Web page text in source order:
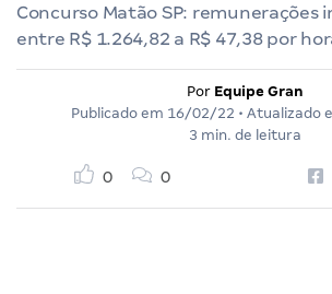
Concurso Matão SP: remunerações
entre R$ 1.264,82 a R$ 47,38 por
Por Equipe Gran
Publicado em 16/02/22 • Atualizado
3 min. de leitura
0 0